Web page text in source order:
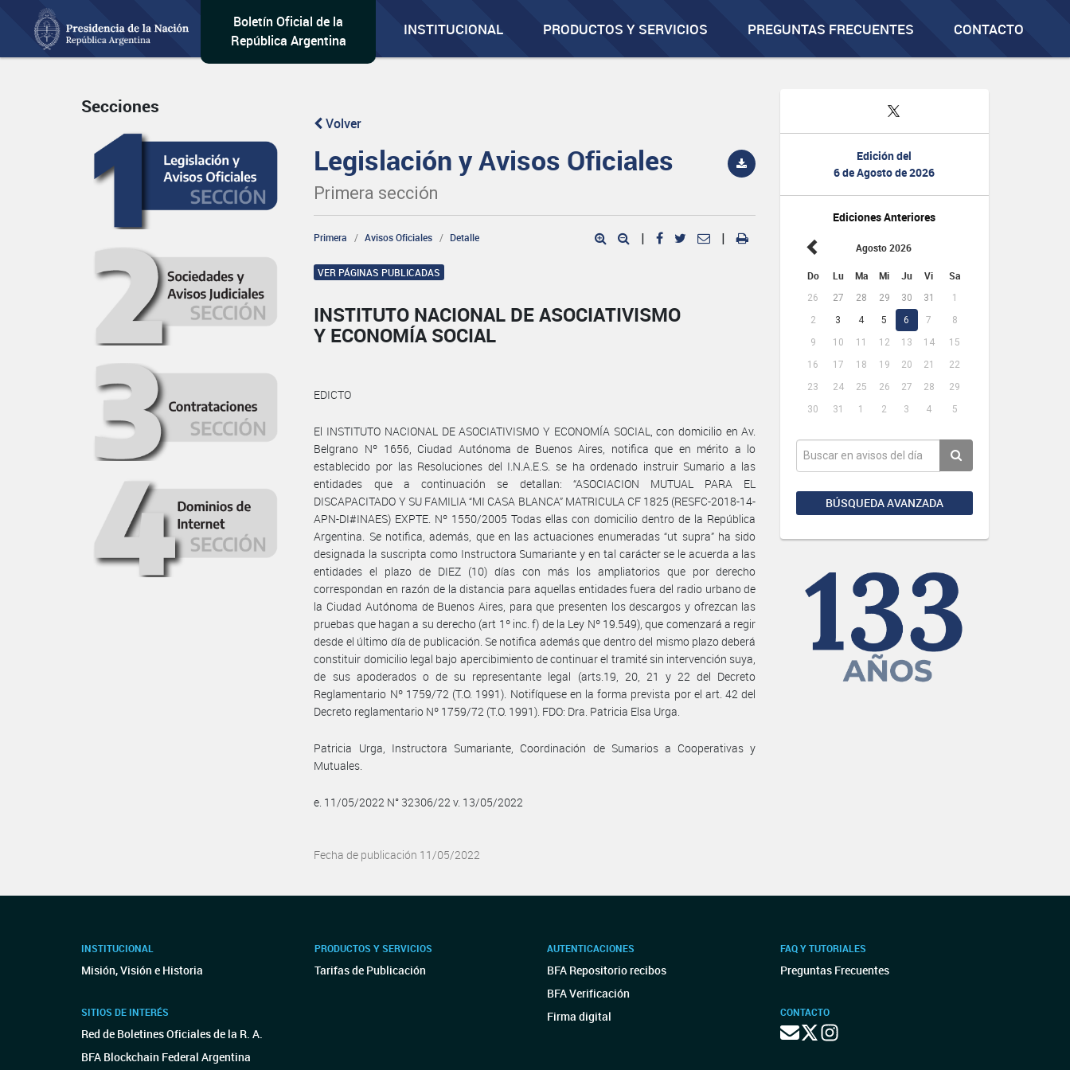
Boletín Oficial de la
República Argentina
INSTITUCIONAL PRODUCTOS Y SERVICIOS PREGUNTAS FRECUENTES CONTACTO
Edición del
6 de Agosto de 2026
Ediciones Anteriores
Agosto 2026
Do Lu Ma Mi Ju Vi Sa
26 27 28 29 30 31
1
2
3 4 5 6 7
8
9
10 11 12 13 14
15
16
17 18 19 20 21
22
23
24 25 26 27 28
29
30
31 1 2 3 4 5
BÚSQUEDA AVANZADA
Secciones
Volver
Legislación y Avisos Oficiales
Primera sección
Primera Avisos Oficiales Detalle | |
VER PÁGINAS PUBLICADAS
INSTITUTO NACIONAL DE ASOCIATIVISMO
Y ECONOMÍA SOCIAL
EDICTO
El INSTITUTO NACIONAL DE ASOCIATIVISMO Y ECONOMÍA SOCIAL, con domicilio en Av.
Belgrano Nº 1656, Ciudad Autónoma de Buenos Aires, notifica que en mérito a lo
establecido por las Resoluciones del I.N.A.E.S. se ha ordenado instruir Sumario a las
entidades que a continuación se detallan: “ASOCIACION MUTUAL PARA EL
DISCAPACITADO Y SU FAMILIA “MI CASA BLANCA” MATRICULA CF 1825 (RESFC-2018-14-
APN-DI#INAES) EXPTE. Nº 1550/2005 Todas ellas con domicilio dentro de la República
Argentina. Se notifica, además, que en las actuaciones enumeradas “ut supra” ha sido
designada la suscripta como Instructora Sumariante y en tal carácter se le acuerda a las
entidades el plazo de DIEZ (10) días con más los ampliatorios que por derecho
correspondan en razón de la distancia para aquellas entidades fuera del radio urbano de
la Ciudad Autónoma de Buenos Aires, para que presenten los descargos y ofrezcan las
pruebas que hagan a su derecho (art 1º inc. f) de la Ley Nº 19.549), que comenzará a regir
desde el último día de publicación. Se notifica además que dentro del mismo plazo deberá
constituir domicilio legal bajo apercibimiento de continuar el tramité sin intervención suya,
de sus apoderados o de su representante legal (arts.19, 20, 21 y 22 del Decreto
Reglamentario Nº 1759/72 (T.O. 1991). Notifíquese en la forma prevista por el art. 42 del
Decreto reglamentario Nº 1759/72 (T.O. 1991). FDO: Dra. Patricia Elsa Urga.
Patricia Urga, Instructora Sumariante, Coordinación de Sumarios a Cooperativas y
Mutuales.
e. 11/05/2022 N° 32306/22 v. 13/05/2022
Fecha de publicación 11/05/2022
INSTITUCIONAL
Misión, Visión e Historia
SITIOS DE INTERÉS
Red de Boletines Oficiales de la R. A.
BFA Blockchain Federal Argentina
PRODUCTOS Y SERVICIOS
Tarifas de Publicación
AUTENTICACIONES
BFA Repositorio recibos
BFA Verificación
Firma digital
FAQ Y TUTORIALES
Preguntas Frecuentes
CONTACTO